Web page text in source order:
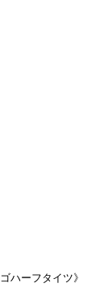
ハーフタイツ》